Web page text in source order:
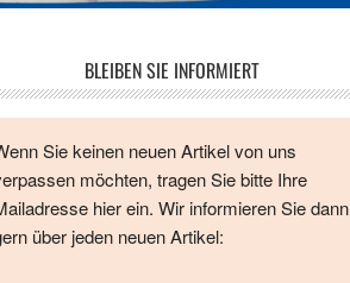
BLEIBEN SIE INFORMIERT
Sie keinen neuen Artikel von uns
möchten, tragen Sie bitte Ihre
hier ein. Wir informieren Sie dann
über jeden neuen Artikel: